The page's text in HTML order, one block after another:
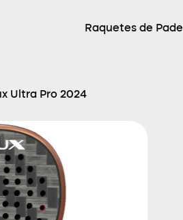
Raquetes de Padel
Ultra Pro 2024